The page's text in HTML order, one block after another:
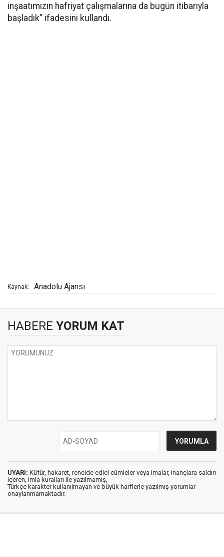
inşaatımızın hafriyat çalışmalarına da bugün itibarıyla
başladık" ifadesini kullandı.
Kaynak: Anadolu Ajansı
HABERE YORUM KAT
UYARI: Küfür, hakaret, rencide edici cümleler veya imalar, inançlara saldırı
içeren, imla kuralları ile yazılmamış,
Türkçe karakter kullanılmayan ve büyük harflerle yazılmış yorumlar
onaylanmamaktadır.